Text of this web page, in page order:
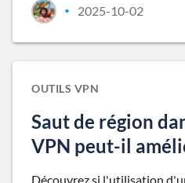
• 2025-10-02
OUTILS VPN
Saut de région
VPN peut-il
Découvrez si l'utilisation